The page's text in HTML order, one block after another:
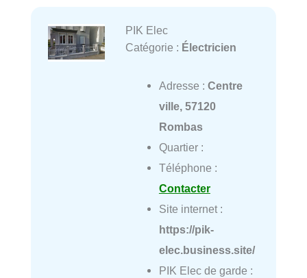
PIK Elec
Catégorie : Électricien
Adresse : Centre
ville, 57120
Rombas
Quartier :
Téléphone :
Contacter
Site internet :
https://pik-
elec.business.site/
PIK Elec de garde :